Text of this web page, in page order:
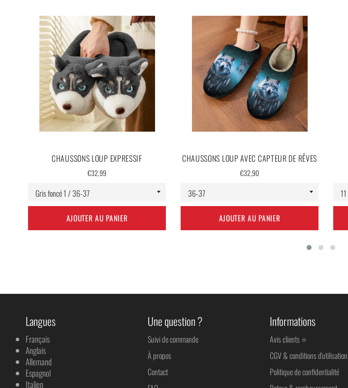
CHAUSSONS LOUP EXPRESSIF
Prix
€32,99
AJOUTER AU PANIER
CHAUSSONS LOUP AVEC CAPTEUR DE RÊVES
Prix
€32,90
AJOUTER AU PANIER
Langues
Français
Anglais
Allemand
Espagnol
Italien
Une question ?
Suivi de commande
À propos
Contact
Informations
Avis clients ⭐
CGV & conditions d'utilisation
Politique de confidentialité